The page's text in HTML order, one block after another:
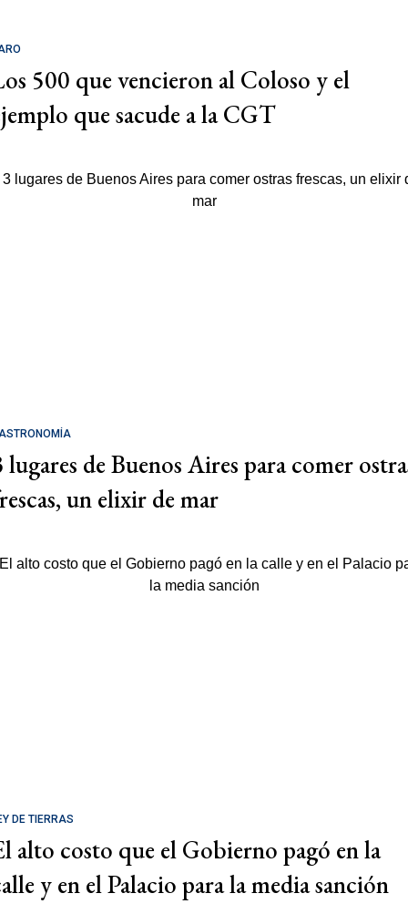
500 que vencieron al Coloso y el
que sacude a la CGT
lugares de Buenos Aires para comer
un elixir de mar
DE TIERRAS
alto costo que el Gobierno pagó en la
y en el Palacio para la media sanción